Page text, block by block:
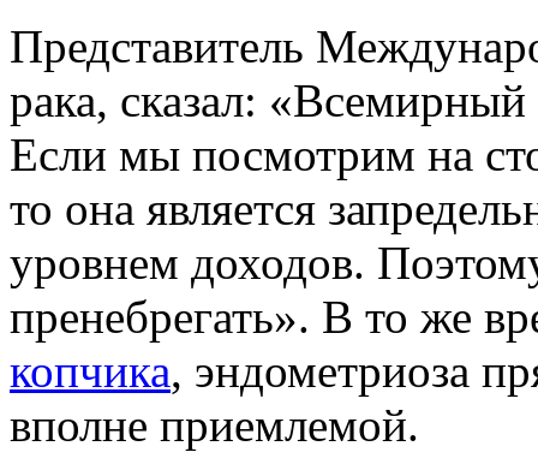
Представитель
рака, сказал: «Всемирный
Если мы посмотрим на
то она является
уровнем доходов.
пренебрегать». В то же
копчика, эндометриоза
вполне приемлемой.